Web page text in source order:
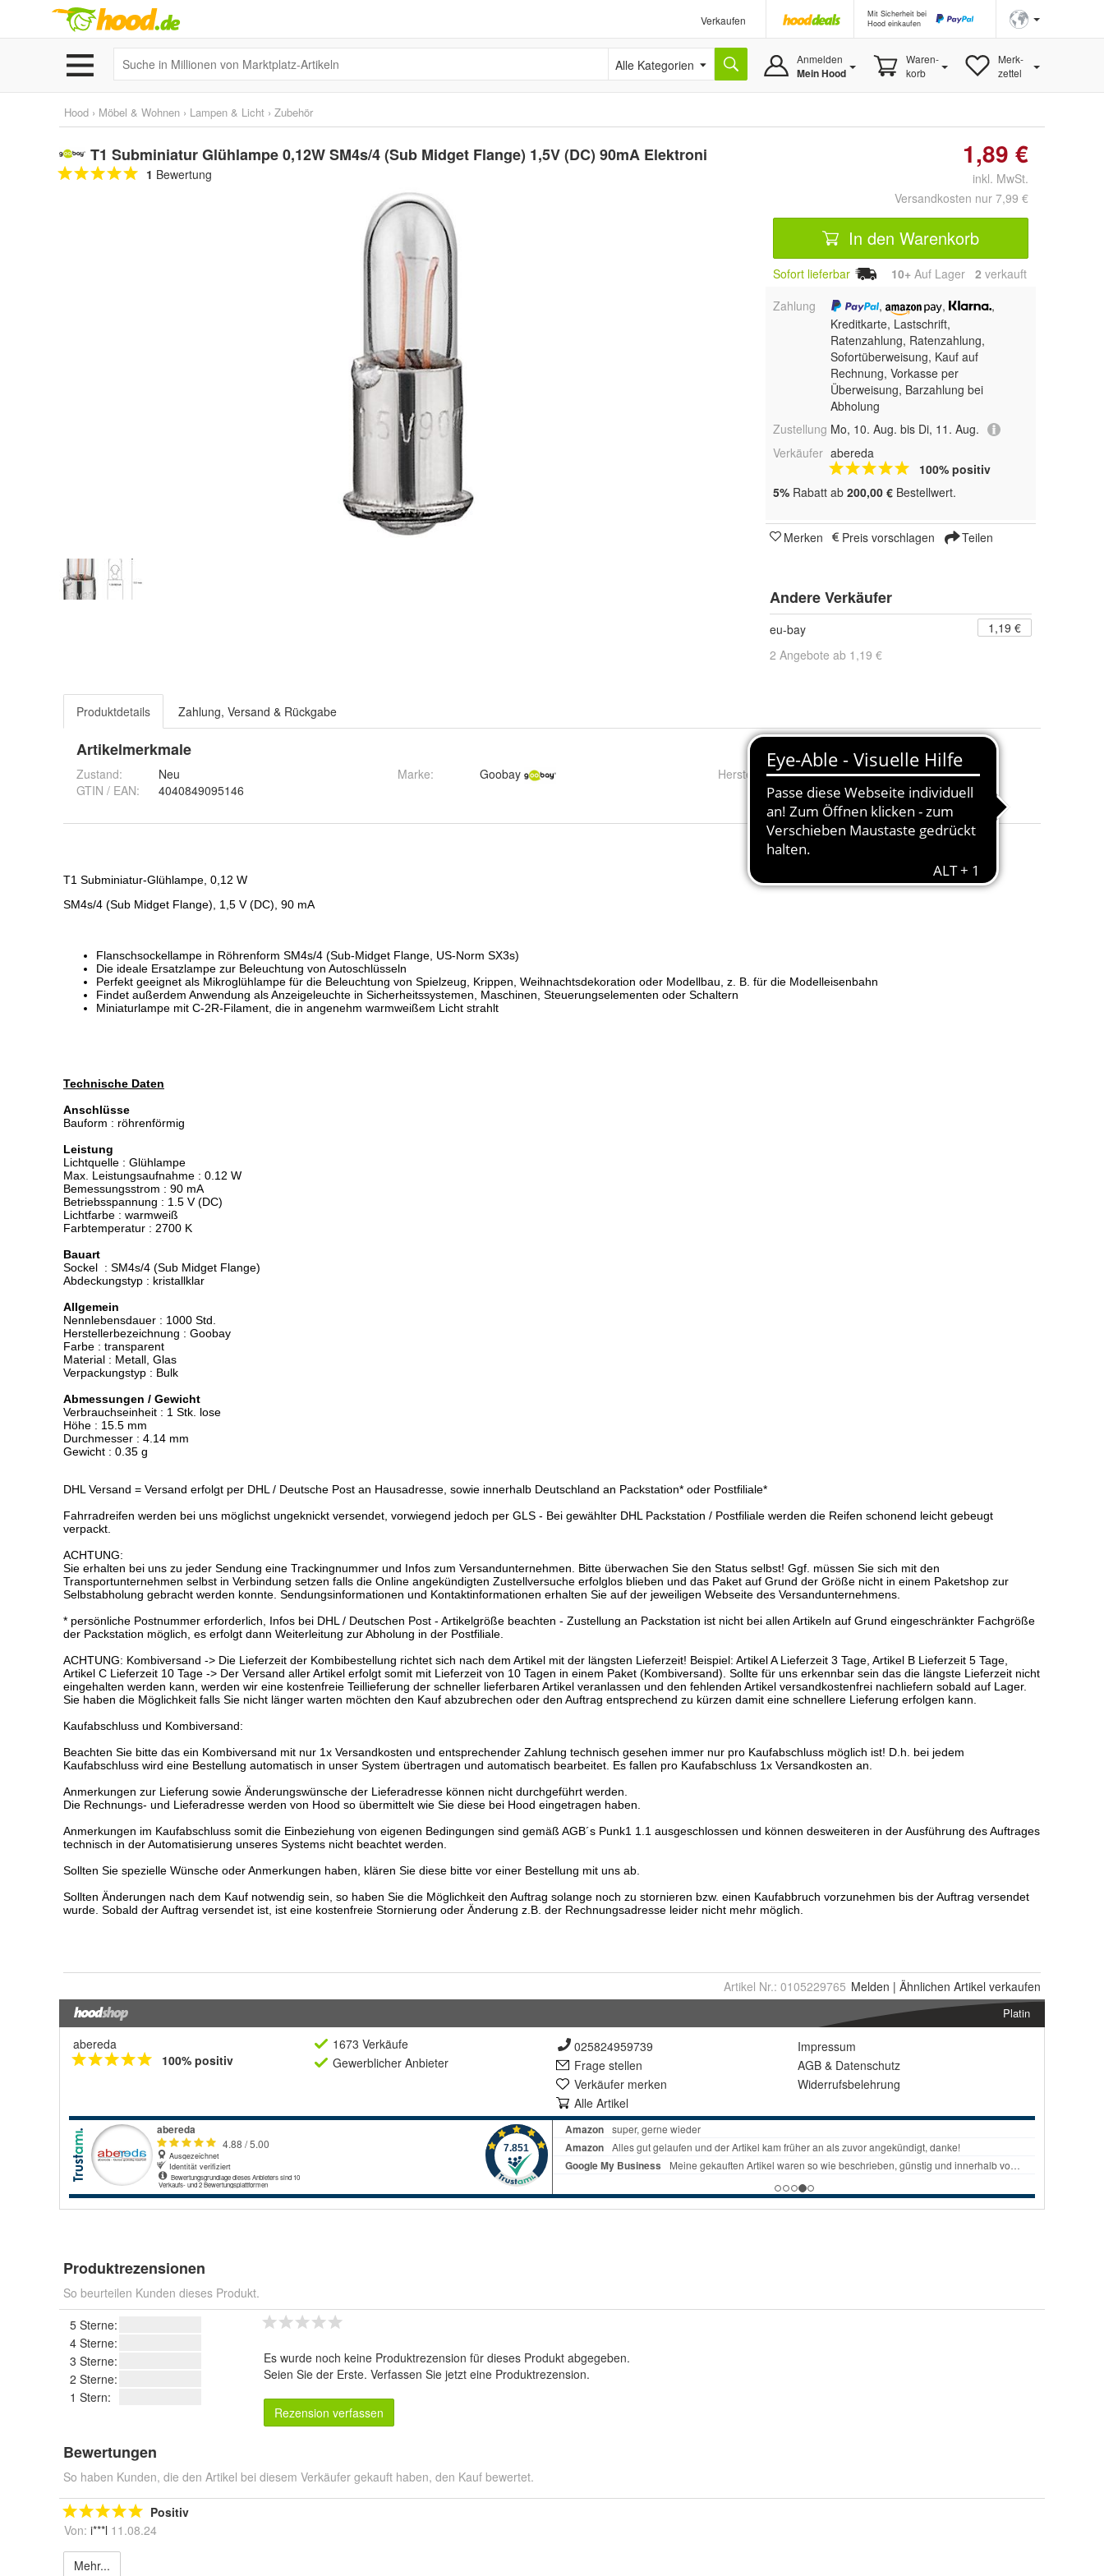
Verkaufen
Mit Sicherheit bei
Hood einkaufen
Alle Kategorien Anmelden
Mein Hood
Waren-
korb
Merk-
zettel
Hood › Möbel & Wohnen › Lampen & Licht › Zubehör
T1 Subminiatur Glühlampe 0,12W SM4s/4 (Sub Midget Flange) 1,5V (DC) 90mA Elektroni
1 Bewertung
1,89 €
inkl. MwSt.
Versandkosten nur 7,99 €
In den Warenkorb
Sofort lieferbar 10+ Auf Lager 2 verkauft
Zahlung
, ,
,
Kreditkarte, Lastschrift,
Ratenzahlung, Ratenzahlung,
Sofortüberweisung, Kauf auf
Rechnung, Vorkasse per
Überweisung, Barzahlung bei
Abholung
Zustellung Mo, 10. Aug. bis Di, 11. Aug.
Verkäufer abereda
100% positiv
5% Rabatt ab 200,00 € Bestellwert.
Merken Preis vorschlagen Teilen
Andere Verkäufer
eu-bay
1,19 €
2 Angebote ab 1,19 €
Produktdetails Zahlung, Versand & Rückgabe
Artikelmerkmale
Zustand:
Neu
GTIN / EAN:
4040849095146
Marke: Goobay Hersteller Nr.: 9514
Artikel Nr.: 0105229765 Melden | Ähnlichen Artikel verkaufen
Platin
abereda
100% positiv
1673 Verkäufe
Gewerblicher Anbieter
025824959739
Frage stellen
Verkäufer merken
Alle Artikel
Impressum
AGB & Datenschutz
Widerrufsbelehrung
Produktrezensionen
So beurteilen Kunden dieses Produkt.
5 Sterne:
4 Sterne:
3 Sterne:
2 Sterne:
1 Stern:
Es wurde noch keine Produktrezension für dieses Produkt abgegeben.
Seien Sie der Erste. Verfassen Sie jetzt eine Produktrezension.
Rezension verfassen
Bewertungen
So haben Kunden, die den Artikel bei diesem Verkäufer gekauft haben, den Kauf bewertet.
Positiv
Von: i***l 11.08.24
Mehr...